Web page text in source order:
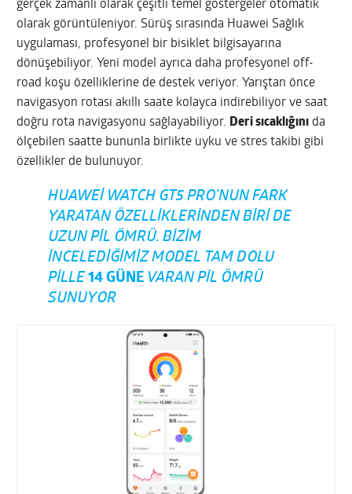
gerçek zamanlı olarak çeşitli temel göstergeler otomatik
olarak görüntüleniyor. Sürüş sırasında Huawei Sağlık
uygulaması, profesyonel bir bisiklet bilgisayarına
dönüşebiliyor. Yeni model ayrıca daha profesyonel off-
road koşu özelliklerine de destek veriyor. Yarıştan önce
navigasyon rotası akıllı saate kolayca indirebiliyor ve saat
doğru rota navigasyonu sağlayabiliyor. Deri sıcaklığını da
ölçebilen saatte bununla birlikte uyku ve stres takibi gibi
özellikler de bulunuyor.
HUAWEI WATCH GT5 PRO’NUN FARK
YARATAN ÖZELLIKLERINDEN BIRI DE
UZUN PIL ÖMRÜ. BIZIM
INCELEDIĞIMIZ MODEL TAM DOLU
PILLE14 GÜNE VARAN PIL ÖMRÜ
SUNUYOR